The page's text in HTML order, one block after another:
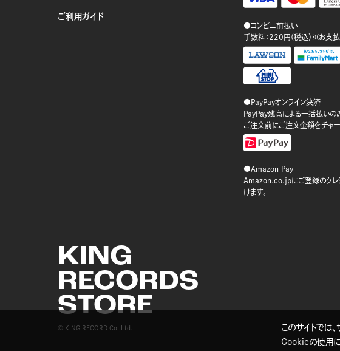
ご利用ガイド
KING
RECORDS
STORE
© KING RECORD Co.,Ltd.
●コンビニ前払い
手数料：220円（税込）※お支
●PayPayオンライン決済
PayPay残高による一括払いのみ
ご注文前にご注文金額をチャー
●Amazon Pay
Amazon.co.jpにご登録のクレ
けます。
このサイトでは
Cookieの使用